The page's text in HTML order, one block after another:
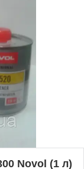
Novol (1 л)